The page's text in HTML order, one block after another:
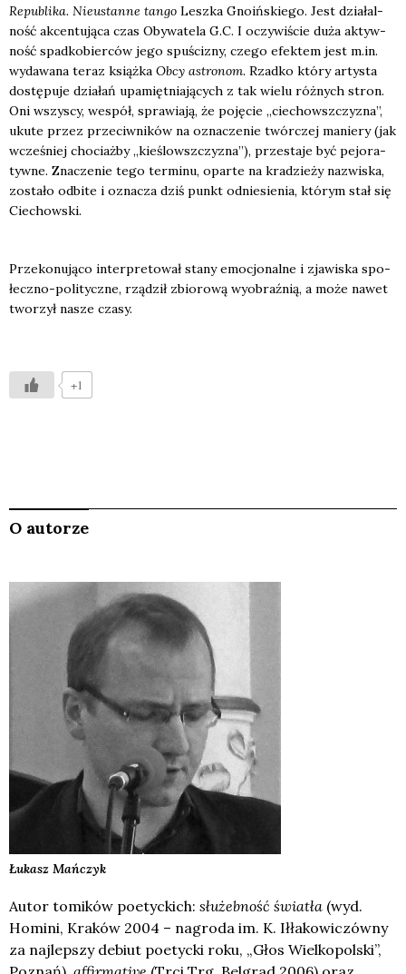
Repu­bli­ka. Nie­ustan­ne tan­go Lesz­ka Gno­iń­skie­go. Jest dzia­łal­
ność akcen­tu­ją­ca czas Oby­wa­te­la G.C. I oczy­wi­ście duża aktyw­
ność spad­ko­bier­ców jego spu­ści­zny, cze­go efek­tem jest m.in.
wyda­wa­na teraz książ­ka Obcy astro­nom. Rzad­ko któ­ry arty­sta
dostę­pu­je dzia­łań upa­mięt­nia­ją­cych z tak wie­lu róż­nych stron.
Oni wszy­scy, wespół, spra­wia­ją, że poję­cie „cie­chowsz­czy­zna”,
uku­te przez prze­ciw­ni­ków na ozna­cze­nie twór­czej manie­ry (jak
wcze­śniej cho­ciaż­by „kie­ślowsz­czy­zna”), prze­sta­je być pejo­ra­
tyw­ne. Zna­cze­nie tego ter­mi­nu, opar­te na kra­dzie­ży nazwi­ska,
zosta­ło odbi­te i ozna­cza dziś punkt odnie­sie­nia, któ­rym stał się
Cie­chow­ski.
Prze­ko­nu­ją­co inter­pre­to­wał sta­ny emo­cjo­nal­ne i zja­wi­ska spo­
łecz­no-poli­tycz­ne, rzą­dził zbio­ro­wą wyobraź­nią, a może nawet
two­rzył nasze cza­sy.
+1
O autorze
Łukasz Mańczyk
Autor tomików poetyckich: służebność światła (wyd.
Homini, Kraków 2004 – nagroda im. K. Iłłakowiczówny
za najlepszy debiut poetycki roku, „Głos Wielkopolski”,